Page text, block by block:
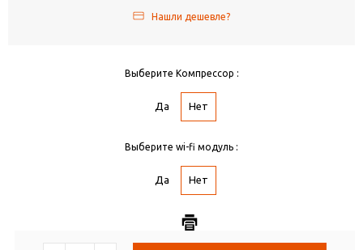
Нашли дешевле?
Выберите Компрессор :
Да Нет
Выберите wi-fi модуль :
Да Нет